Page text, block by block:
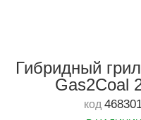
Гибридный
Gas2Coal
код